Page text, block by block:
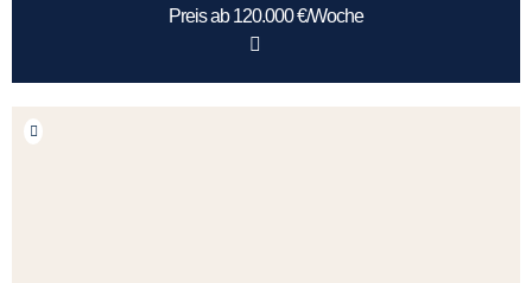
Preis ab 120.000 €/Woche